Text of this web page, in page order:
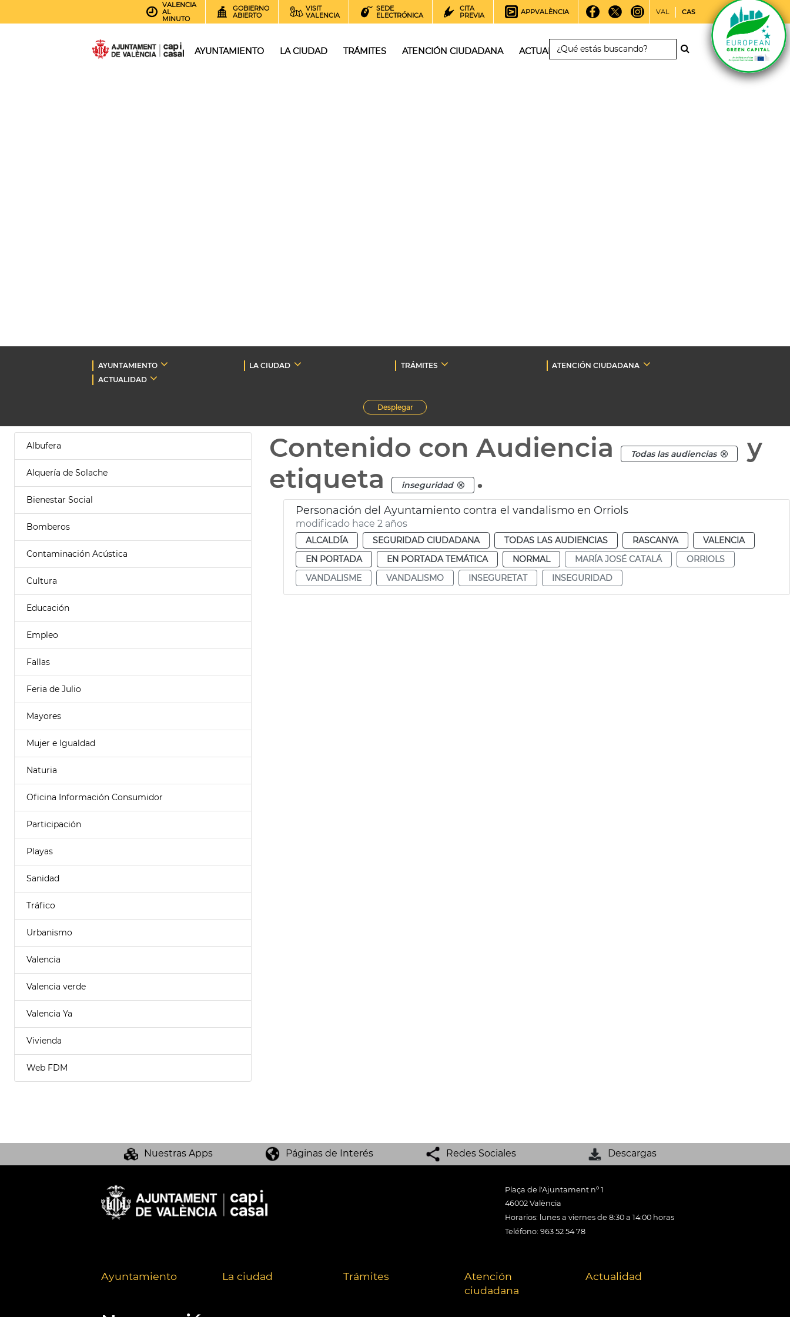
VALENCIA
AL
MINUTO
GOBIERNO
ABIERTO
VISIT
VALENCIA
SEDE
ELECTRÓNICA
CITA
PREVIA
APPVALÈNCIA VAL CAS
AYUNTAMIENTO LA CIUDAD TRÁMITES ATENCIÓN CIUDADANA ACTUALIDAD
AYUNTAMIENTO LA CIUDAD TRÁMITES
ATENCIÓN CIUDADANA
ACTUALIDAD
Desplegar
Albufera
Alquería de Solache
Bienestar Social
Bomberos
Contaminación Acústica
Cultura
Educación
Empleo
Fallas
Feria de Julio
Mayores
Mujer e Igualdad
Naturia
Oficina Información Consumidor
Participación
Playas
Sanidad
Tráfico
Urbanismo
Valencia
Valencia verde
Valencia Ya
Vivienda
Web FDM
Contenido con Audiencia Todas las audiencias
y
etiqueta
inseguridad .
Personación del Ayuntamiento contra el vandalismo en Orriols
modificado hace 2 años
ALCALDÍA SEGURIDAD CIUDADANA TODAS LAS AUDIENCIAS RASCANYA
VALENCIA
EN PORTADA
EN PORTADA TEMÁTICA NORMAL MARÍA JOSÉ CATALÁ
ORRIOLS
VANDALISME
VANDALISMO INSEGURETAT INSEGURIDAD
Nuestras Apps Páginas de Interés Redes Sociales Descargas
Plaça de l'Ajuntament nº 1
46002 València
Horarios: lunes a viernes de 8:30 a 14:00 horas
Teléfono: 963 52 54 78
Ayuntamiento La ciudad Trámites
Atención
ciudadana
Actualidad